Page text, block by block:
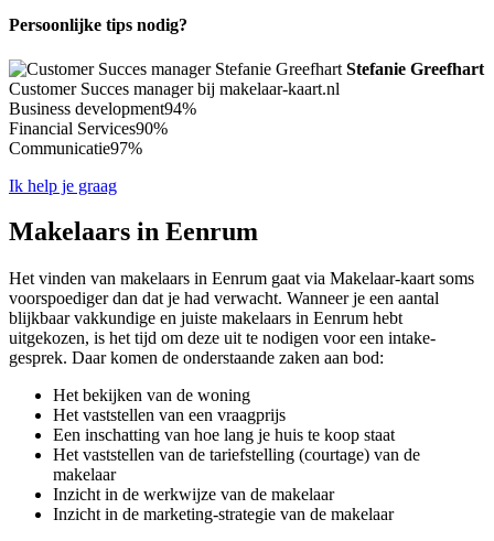
Persoonlijke tips nodig?
Stefanie Greefhart
Customer Succes manager bij makelaar-kaart.nl
Business development94%
Financial Services90%
Communicatie97%
Ik help je graag
Makelaars in Eenrum
Het vinden van makelaars in Eenrum gaat via Makelaar-kaart soms
voorspoediger dan dat je had verwacht. Wanneer je een aantal
blijkbaar vakkundige en juiste makelaars in Eenrum hebt
uitgekozen, is het tijd om deze uit te nodigen voor een intake-
gesprek. Daar komen de onderstaande zaken aan bod:
Het bekijken van de woning
Het vaststellen van een vraagprijs
Een inschatting van hoe lang je huis te koop staat
Het vaststellen van de tariefstelling (courtage) van de
makelaar
Inzicht in de werkwijze van de makelaar
Inzicht in de marketing-strategie van de makelaar